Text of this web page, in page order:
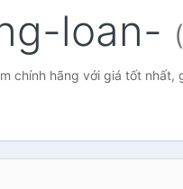
loan-
chính hãng với giá tốt nhất,